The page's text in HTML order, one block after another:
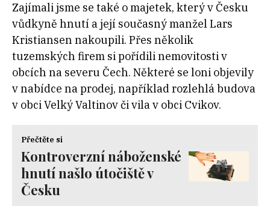
Zajímali jsme se také o majetek, který v Česku
vůdkyně hnutí a její současný manžel Lars
Kristiansen nakoupili. Přes několik
tuzemských firem si pořídili nemovitosti v
obcích na severu Čech. Některé se loni objevily
v nabídce na prodej, například rozlehlá budova
v obci Velký Valtinov či vila v obci Cvikov.
Přečtěte si
Kontroverzní náboženské
hnutí našlo útočiště v
Česku